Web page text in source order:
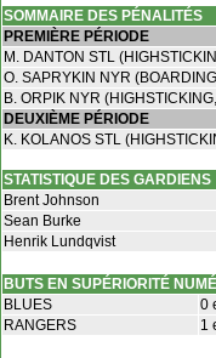
SOMMAIRE DES PÉNALITÉS
PREMIÈRE PÉRIODE
M. DANTON STL
O. SAPRYKIN NYR
B. ORPIK NYR
DEUXIÈME PÉRIODE
K. KOLANOS STL
STATISTIQUE DES GARDIENS
Brent Johnson
Sean Burke
Henrik Lundqvist
BUTS EN SUPÉRIORITÉ
BLUES
0
RANGERS
1